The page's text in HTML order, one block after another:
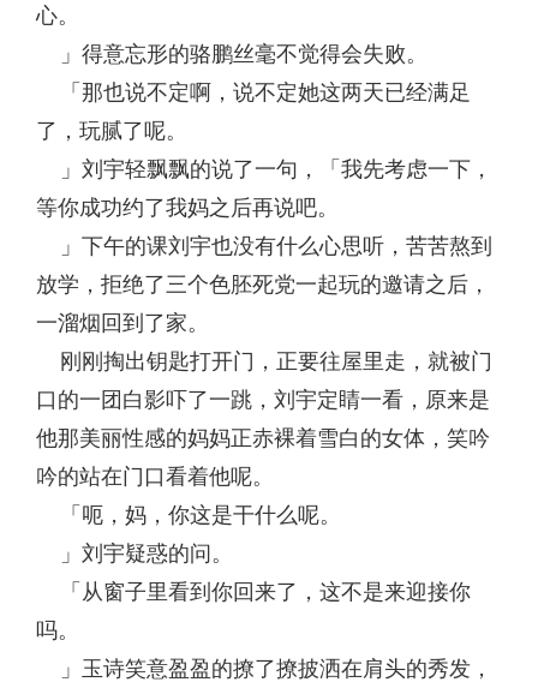
心。
」得意忘形的骆鹏丝毫不觉得会失败。
「那也说不定啊，说不定她这两天已经满足
了，玩腻了呢。
」刘宇轻飘飘的说了一句，「我先考虑一下，
等你成功约了我妈之后再说吧。
」下午的课刘宇也没有什么心思听，苦苦熬到
放学，拒绝了三个色胚死党一起玩的邀请之后，
一溜烟回到了家。
刚刚掏出钥匙打开门，正要往屋里走，就被门
口的一团白影吓了一跳，刘宇定睛一看，原来是
他那美丽性感的妈妈正赤裸着雪白的女体，笑吟
吟的站在门口看着他呢。
「呃，妈，你这是干什么呢。
」刘宇疑惑的问。
「从窗子里看到你回来了，这不是来迎接你
吗。
」玉诗笑意盈盈的撩了撩披洒在肩头的秀发，